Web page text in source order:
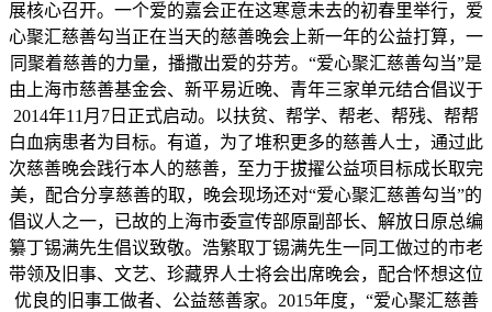
展核心召开。一个爱的嘉会正在这寒意未去的初春里举行，爱
心聚汇慈善勾当正在当天的慈善晚会上新一年的公益打算，一
同聚着慈善的力量，播撒出爱的芬芳。“爱心聚汇慈善勾当”是
由上海市慈善基金会、新平易近晚、青年三家单元结合倡议于
2014年11月7日正式启动。以扶贫、帮学、帮老、帮残、帮帮
白血病患者为目标。有道，为了堆积更多的慈善人士，通过此
次慈善晚会践行本人的慈善，至力于拔擢公益项目标成长取完
美，配合分享慈善的取，晚会现场还对“爱心聚汇慈善勾当”的
倡议人之一，已故的上海市委宣传部原副部长、解放日原总编
纂丁锡满先生倡议致敬。浩繁取丁锡满先生一同工做过的市老
带领及旧事、文艺、珍藏界人士将会出席晚会，配合怀想这位
优良的旧事工做者、公益慈善家。2015年度，“爱心聚汇慈善